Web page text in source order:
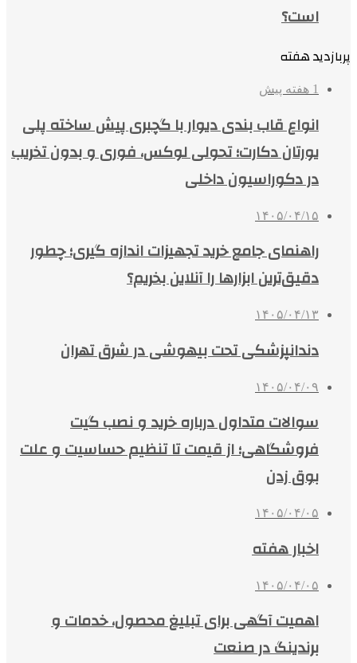
است؟
پربازدید هفته
1 هفته پیش
انواع قاب بندی دیوار با گچبری پیش ساخته پلی
یورتان دکارت؛ تحولی لوکس، فوری و بدون تخریب
در دکوراسیون داخلی
۱۴۰۵/۰۴/۱۵
راهنمای جامع خرید تجهیزات اندازه گیری؛ چطور
دقیق‌ترین ابزارها را آنلاین بخریم؟
۱۴۰۵/۰۴/۱۳
دندانپزشکی تحت بیهوشی در شرق تهران
۱۴۰۵/۰۴/۰۹
سوالات متداول درباره خرید و نصب گیت
فروشگاهی؛ از قیمت تا تنظیم حساسیت و علت
بوق زدن
۱۴۰۵/۰۴/۰۵
اخبار هفته
۱۴۰۵/۰۴/۰۵
اهمیت آگهی برای تبلیغ محصول، خدمات و
برندینگ در صنعت